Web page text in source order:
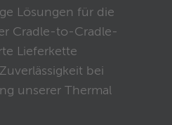
Lösungen für die
Cradle-to-Cradle-
Lieferkette
bei
unserer Thermal